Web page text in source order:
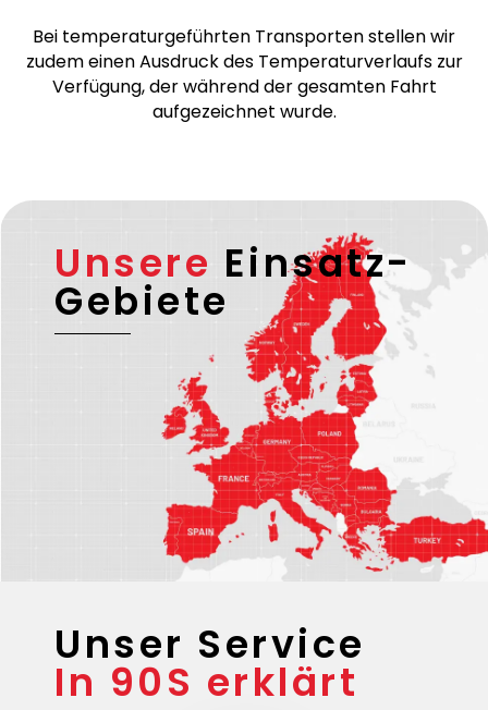
Bei temperaturgeführten Transporten stellen wir
zudem einen Ausdruck des Temperaturverlaufs zur
Verfügung, der während der gesamten Fahrt
aufgezeichnet wurde.
Unsere Einsatz-
Gebiete
Unser Service
In 90S erklärt